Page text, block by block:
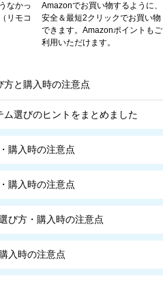
なかっ
リモコ
Amazonでお買い物するように、
安全＆最短2クリックでお買い物
できます。Amazonポイントもご
利用いただけます。
方と購入時の注意点
ム選びのヒントをまとめました
購入時の注意点
購入時の注意点
び方・購入時の注意点
入時の注意点